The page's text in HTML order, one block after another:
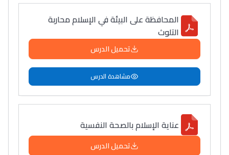
المحافظة على البيئة في الإسلام محاربة
التلوث
تحميل الدرس
مشاهدة الدرس
عناية الإسلام بالصحة النفسية
تحميل الدرس